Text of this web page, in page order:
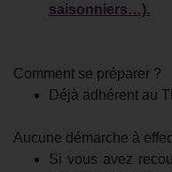
saisonniers…).
Comment se préparer ?
Déjà adhérent au
Aucune démarche à
Si vous avez